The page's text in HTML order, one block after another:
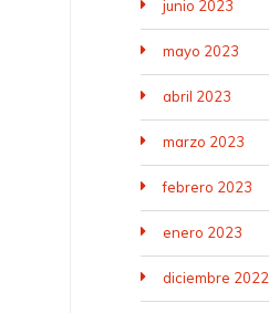
junio 2023
mayo 2023
abril 2023
marzo 2023
febrero 2023
enero 2023
diciembre 2022